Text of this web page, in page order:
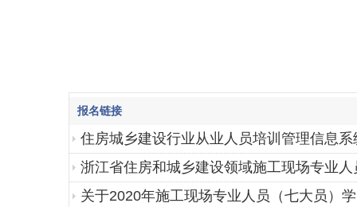
报名链接
住房城乡建设行业从业人员培训管理信息系
浙江省住房和城乡建设领域施工现场专业
关于2020年施工现场专业人员（七大员）